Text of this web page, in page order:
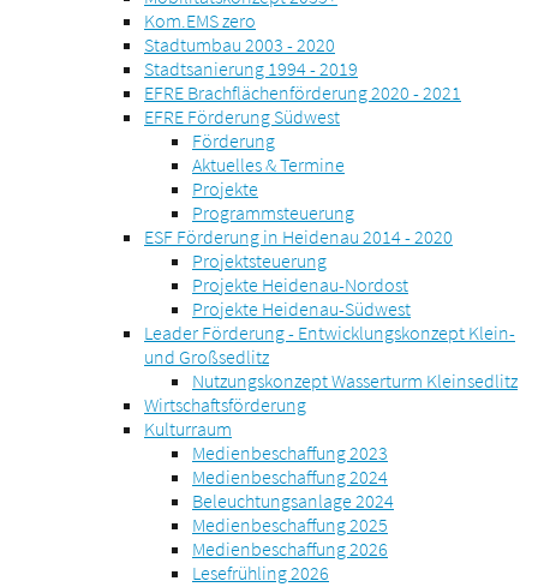
Kom.EMS zero
Stadtumbau 2003 - 2020
Stadtsanierung 1994 - 2019
EFRE Brachflächenförderung 2020 - 2021
EFRE Förderung Südwest
Förderung
Aktuelles & Termine
Projekte
Programmsteuerung
ESF Förderung in Heidenau 2014 - 2020
Projektsteuerung
Projekte Heidenau-Nordost
Projekte Heidenau-Südwest
Leader Förderung - Entwicklungskonzept Klein-
und Großsedlitz
Nutzungskonzept Wasserturm Kleinsedlitz
Wirtschaftsförderung
Kulturraum
Medienbeschaffung 2023
Medienbeschaffung 2024
Beleuchtungsanlage 2024
Medienbeschaffung 2025
Medienbeschaffung 2026
Lesefrühling 2026